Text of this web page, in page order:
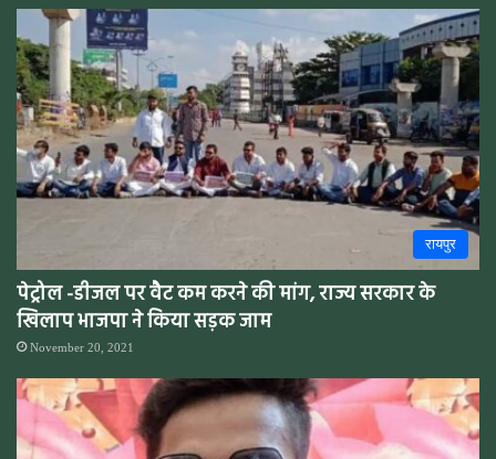
रायपुर
पेट्रोल -डीजल पर वैट कम करने की मांग, राज्य सरकार के
खिलाप भाजपा ने किया सड़क जाम
November 20, 2021